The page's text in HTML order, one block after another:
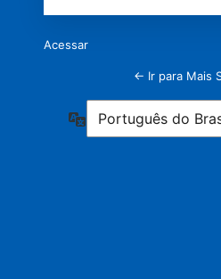
Acessar
← Ir para Mais
Idioma